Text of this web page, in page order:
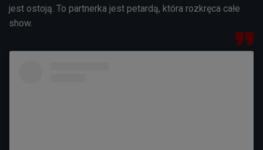
jest ostoją. To partnerka jest petardą, która rozkręca całe
show.